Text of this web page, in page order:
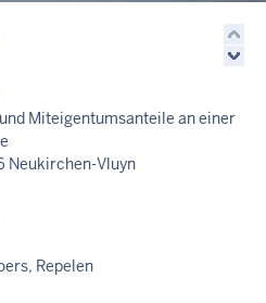
Miteigentumsanteile an einer
Neukirchen-Vluyn
Repelen